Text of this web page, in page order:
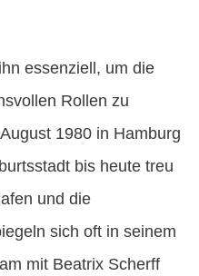
essenziell, um die
Rollen zu
1980 in Hamburg
bis heute treu
und die
sich oft in seinem
mit Beatrix Scherff